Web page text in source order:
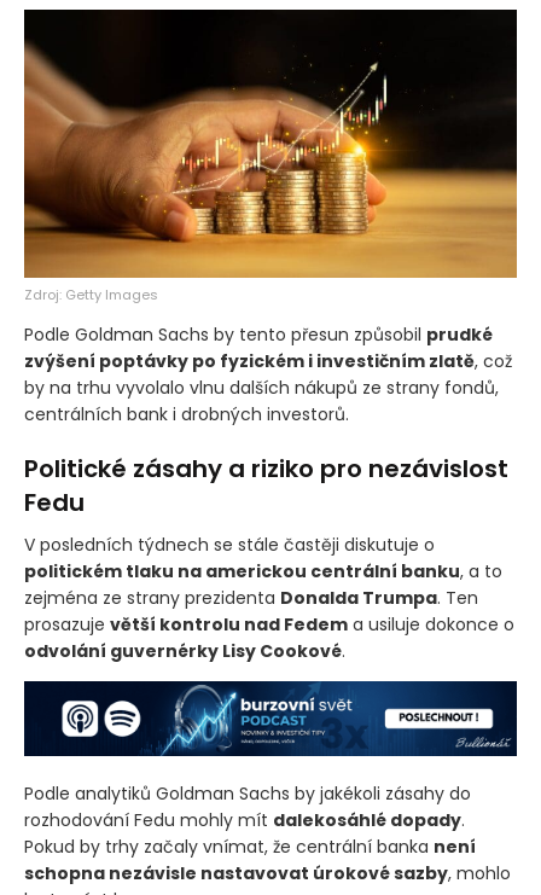
Zdroj: Getty Images
Podle Goldman Sachs by tento přesun způsobil prudké
zvýšení poptávky po fyzickém i investičním zlatě, což
by na trhu vyvolalo vlnu dalších nákupů ze strany fondů,
centrálních bank i drobných investorů.
Politické zásahy a riziko pro nezávislost
Fedu
V posledních týdnech se stále častěji diskutuje o
politickém tlaku na americkou centrální banku, a to
zejména ze strany prezidenta Donalda Trumpa. Ten
prosazuje větší kontrolu nad Fedem a usiluje dokonce o
odvolání guvernérky Lisy Cookové.
Podle analytiků Goldman Sachs by jakékoli zásahy do
rozhodování Fedu mohly mít dalekosáhlé dopady.
Pokud by trhy začaly vnímat, že centrální banka není
schopna nezávisle nastavovat úrokové sazby, mohlo